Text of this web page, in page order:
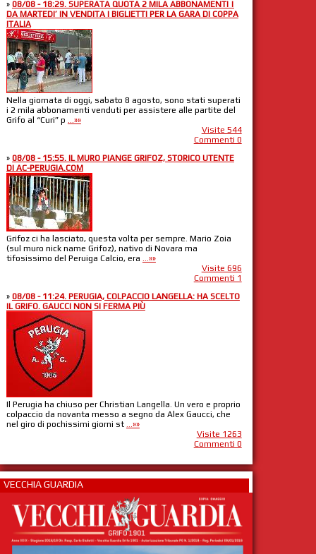
» 08/08 - 18:29. SUPERATA QUOTA 2 MILA ABBONAMENTI |
DA MARTEDI’ IN VENDITA I BIGLIETTI PER LA GARA DI COPPA
ITALIA
Nella giornata di oggi, sabato 8 agosto, sono stati superati
i 2 mila abbonamenti venduti per assistere alle partite del
Grifo al “Curi” p ...»»
Visite 544
Commenti 0
» 08/08 - 15:55. IL MURO PIANGE GRIFOZ, STORICO UTENTE
DI AC-PERUGIA.COM
Grifoz ci ha lasciato, questa volta per sempre. Mario Zoia
(sul muro nick name Grifoz), nativo di Novara ma
tifosissimo del Peruiga Calcio, era ...»»
Visite 696
Commenti 1
» 08/08 - 11:24. PERUGIA, COLPACCIO LANGELLA: HA SCELTO
IL GRIFO. GAUCCI NON SI FERMA PIÙ
Il Perugia ha chiuso per Christian Langella. Un vero e proprio
colpaccio da novanta messo a segno da Alex Gaucci, che
nel giro di pochissimi giorni st ...»»
Visite 1263
Commenti 0
VECCHIA GUARDIA